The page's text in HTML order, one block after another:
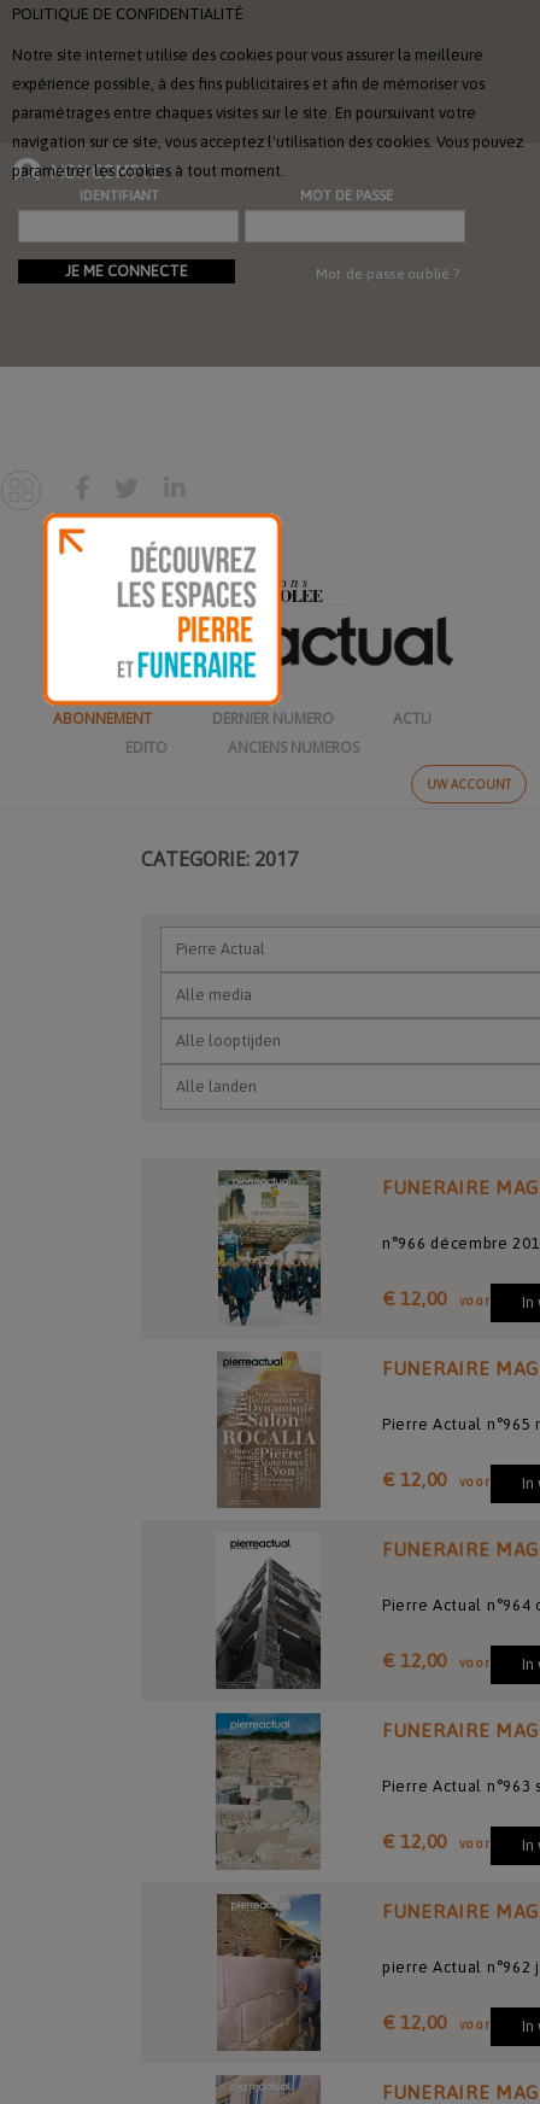
POLITIQUE DE CONFIDENTIALITÉ
Notre site internet utilise des cookies pour vous assurer la meilleure
expérience possible, à des fins publicitaires et afin de mémoriser vos
paramétrages entre chaques visites sur le site. En poursuivant votre
navigation sur ce site, vous acceptez l'utilisation des cookies. Vous pouvez
paramétrer les cookies à tout moment.
MON COMPTE
IDENTIFIANT MOT DE PASSE
JE ME CONNECTE Mot de passe oublié ?
UW ACCOUNT
ABONNEMENT DERNIER NUMERO
ACTU
EDITO
ANCIENS NUMEROS
CATEGORIE: 2017
FUNERAIRE MAG
n°966 décembre
€ 12,00 voor In
FUNERAIRE MAG
Pierre Actual n°965
€ 12,00 voor In
FUNERAIRE MAG
Pierre Actual n°964
€ 12,00 voor In
FUNERAIRE MAG
Pierre Actual n°963
€ 12,00 voor In
FUNERAIRE MAG
pierre Actual
€ 12,00 voor In
FUNERAIRE MAG